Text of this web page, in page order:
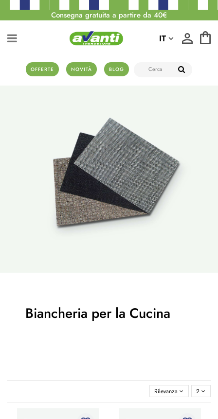
Consegna gratuita a partire da 40€
OFFERTE NOVITÀ BLOG
IT
Biancheria per la Cucina
Rilevanza 2